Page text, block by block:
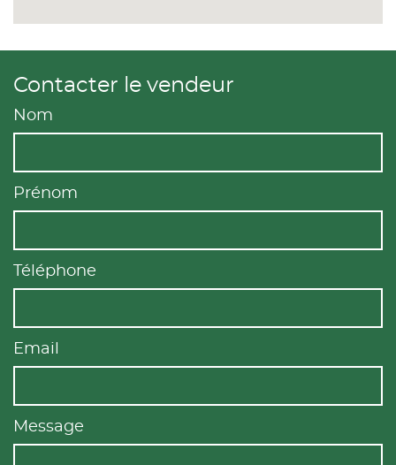
Contacter le vendeur
Nom
Prénom
Téléphone
Email
Message